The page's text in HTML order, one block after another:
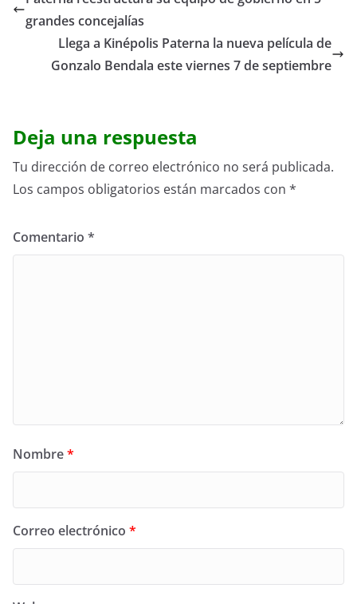
grandes concejalías
Llega a Kinépolis Paterna la nueva película de
Gonzalo Bendala este viernes 7 de septiembre
Deja una respuesta
Tu dirección de correo electrónico no será publicada.
Los campos obligatorios están marcados con *
Comentario *
Nombre*
Correo electrónico *